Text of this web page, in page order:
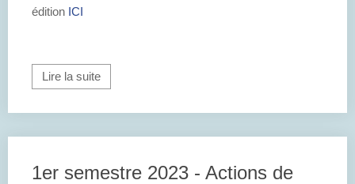
édition ICI
Lire la suite
1er semestre 2023 - Actions de